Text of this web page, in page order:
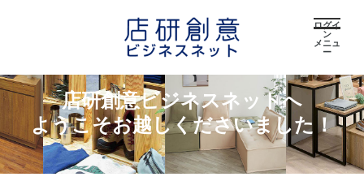
ログイ
ン
メニュ
ー
店研創意ビジネスネットへ
ようこそお越しくださいました！